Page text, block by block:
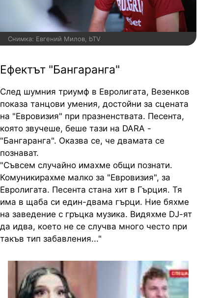
Снимка: Евгений Милов, bTV
Ефектът "Бангаранга"
След шумния триумф в Евролигата, Везенков
показа танцови умения, достойни за сцената
на "Евровизия" при празненствата. Песента,
която звучеше, беше тази на DARA -
"Бангаранга". Оказва се, че двамата се
познават.
"Съвсем случайно имахме общи познати.
Комуникирахме малко за "Евровизия", за
Евролигата. Песента стана хит в Гърция. Тя
има в щаба си един-двама гърци. Ние бяхме
на заведение с гръцка музика. Видяхме DJ-ят
да идва, което не се случва много често при
такъв тип забавления..."